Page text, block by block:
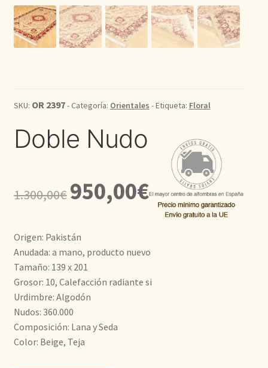
Kilim
Pasillo
SKU: OR 2397- Categoría: Orientales - Etiqueta: Floral
Doble Nudo
1.300,00€
El
precio
era:
1.300,00€.
950,00€El
precio
es:
Origen: Pakistán
Anudada: a mano, producto nuevo
Tamaño: 139 x 201
Grosor: 10, Calefacción radiante si
Urdimbre: Algodón
Nudos: 360.000
Composición: Lana y Seda
Color: Beige, Teja